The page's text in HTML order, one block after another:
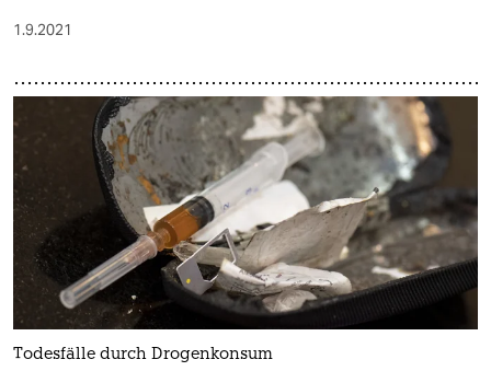
1.9.2021
Todesfälle durch Drogenkonsum